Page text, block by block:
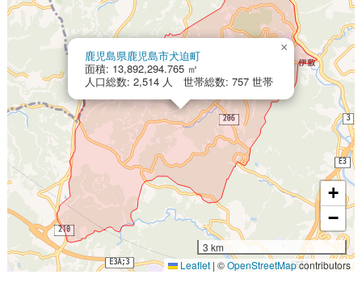
鹿児島県鹿児島市犬迫町
面積: 13,892,294.765 ㎡
人口総数: 2,514 人 世帯総数: 757 世帯
×
+
−
3 km
Leaflet | ©OpenStreetMapcontributors